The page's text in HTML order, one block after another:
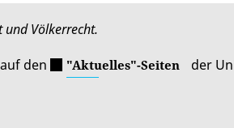
und Völkerrecht.
den
"Aktuelles"-Seiten der